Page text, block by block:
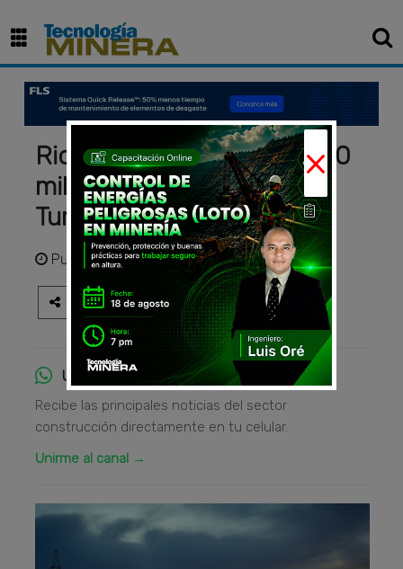
Rio Tinto pagará US$ 3.300
millones por el resto de
Turquoise Hill
Publicadohace 3 años
Únete al canal de WhatsApp
Recibe las principales noticias del sector
construcción directamente en tu celular.
Unirme al canal →
×